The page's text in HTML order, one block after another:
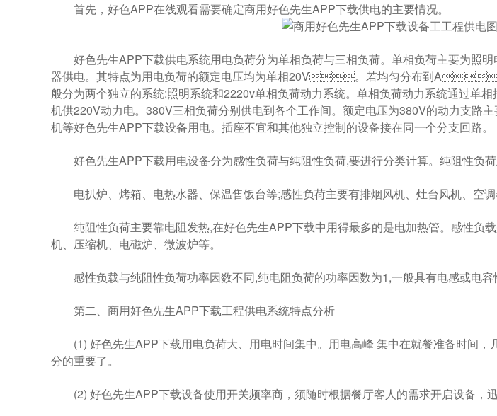
首先，好色APP在线观看需要确定商用好色先生APP下载供电的主要情况。
好色先生APP下载供电系统用电负荷分为单相负荷与三相负荷。单相负荷主要为照
器供电。其特点为用电负荷的额定电压均为单相20V。若均匀分布到A、
般分为两个独立的系统:照明系统和2220v单相负荷动力系统。单相负荷动力系统通过单相插座
机供220V动力电。380V三相负荷分别供电到各个工作间。额定电压为380V的动力支路主要
机等好色先生APP下载设备用电。插座不宜和其他独立控制的设备接在同一个分支回路。
好色先生APP下载用电设备分为感性负荷与纯阻性负荷,要进行分类计算。纯阻性负
电扒炉、烤箱、电热水器、保温售饭台等;感性负荷主要有排烟风机、灶台风机、空调器
纯阻性负荷主要靠电阻发热,在好色先生APP下载中用得最多的是电加热管。感性负
机、压缩机、电磁炉、微波炉等。
感性负载与纯阻性负荷功率因数不同,纯电阻负荷的功率因数为1,一般具有电感或电容性
第二、商用好色先生APP下载工程供电系统特点分析
(1) 好色先生APP下载用电负荷大、用电时间集中。用电高峰 集中在就餐准备时间
分的重要了。
(2) 好色先生APP下载设备使用开关频率商，须随时根据餐厅客人的需求开启设备，迅速